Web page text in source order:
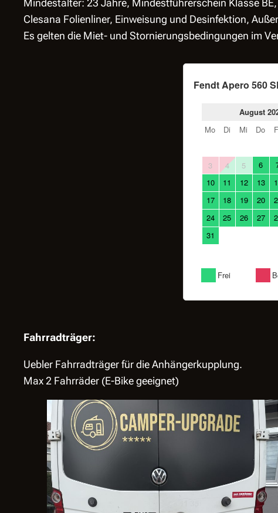
Clesana Folienliner, Einweisung und Desinfektion,
Es gelten die Miet- und Stornierungsbedingungen im
Fahrradträger:
Uebler Fahrradträger für die Anhängerkupplung.
Max 2 Fahrräder (E-Bike geeignet)